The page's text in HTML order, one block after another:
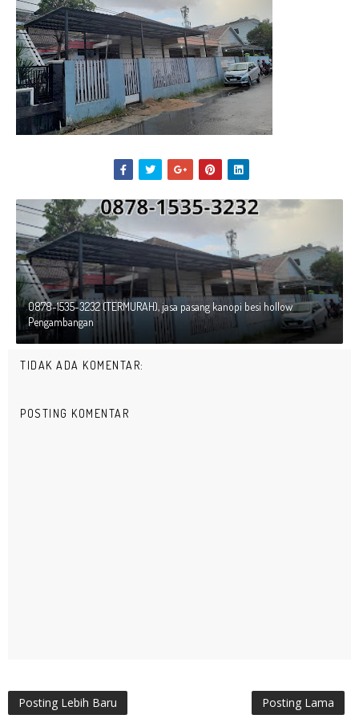
0878-1535-3232 (TERMURAH), jasa pasang kanopi besi hollow
Pengambangan
TIDAK ADA KOMENTAR:
POSTING KOMENTAR
Posting Lebih Baru Posting Lama